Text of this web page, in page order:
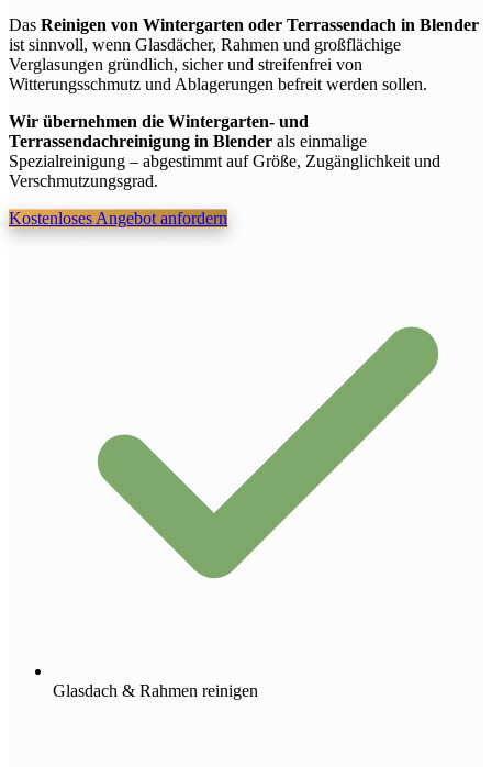
Das Reinigen von Wintergarten oder Terrassendach in Blender
ist sinnvoll, wenn Glasdächer, Rahmen und großflächige
Verglasungen gründlich, sicher und streifenfrei von
Witterungsschmutz und Ablagerungen befreit werden sollen.
Wir übernehmen die Wintergarten- und
Terrassendachreinigung in Blender als einmalige
Spezialreinigung – abgestimmt auf Größe, Zugänglichkeit und
Verschmutzungsgrad.
Kostenloses Angebot anfordern
Glasdach & Rahmen reinigen